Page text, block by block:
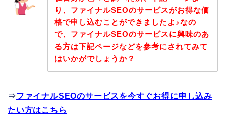
り、ファイナルSEOのサービスがお得な価
格で申し込むことができましたよ♪なの
で、ファイナルSEOのサービスに興味のあ
る方は下記ページなどを参考にされてみて
はいかがでしょうか？
⇒ファイナルSEOのサービスを今すぐお得に申し込み
たい方はこちら